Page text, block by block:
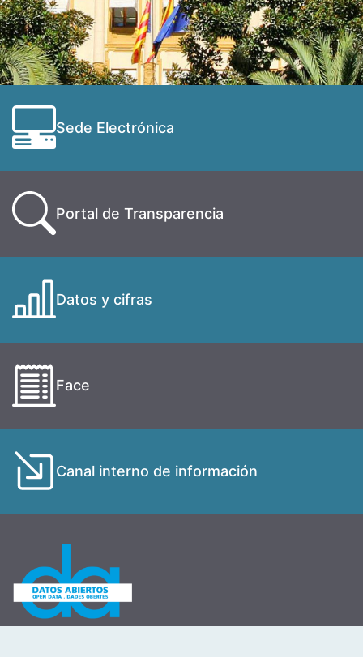
Sede Electrónica
Portal de Transparencia
Datos y cifras
Face
Canal interno de información